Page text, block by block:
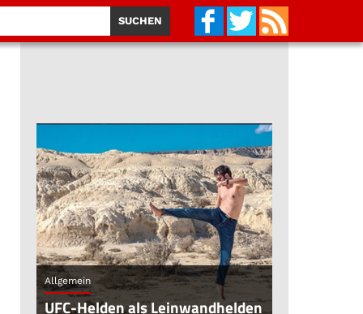
Allgemein
UFC-Helden als Leinwandhelden